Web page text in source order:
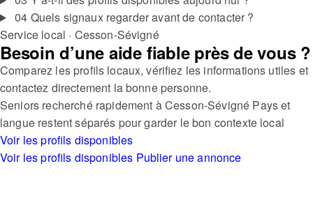
04 Quels signaux regarder avant de contacter ?
Service local · Cesson-Sévigné
Besoin d’une aide fiable près de vous ?
Comparez les profils locaux, vérifiez les informations utiles et
contactez directement la bonne personne.
Seniors recherché rapidement à Cesson-Sévigné Pays et
langue restent séparés pour garder le bon contexte local
Voir les profils disponibles
Voir les profils disponibles Publier une annonce